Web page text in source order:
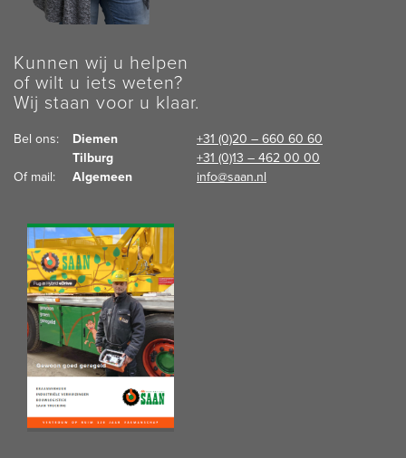
Kunnen wij u helpen
of wilt u iets weten?
Wij staan voor u klaar.
Bel ons: Diemen
+31 (0)20 – 660 60 60
Tilburg
+31 (0)13 – 462 00 00
Of mail:
Algemeen info@saan.nl